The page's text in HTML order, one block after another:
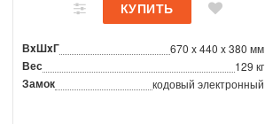
ВxШxГ 670 x 440 x 380 мм
Вес 129 кг
Замок кодовый электронный